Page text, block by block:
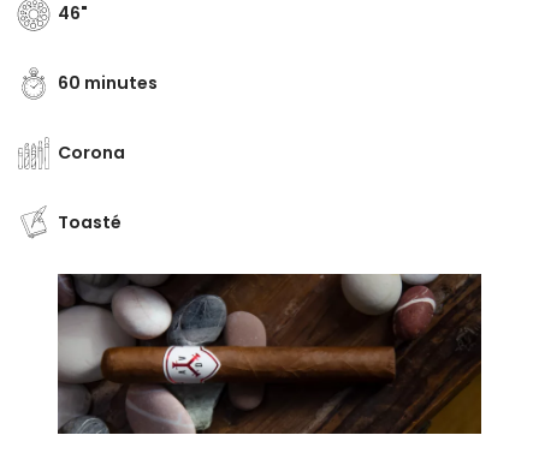
46
60 minutes
Corona
Toasté